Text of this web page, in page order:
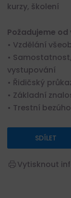
kurzy, školení
Požadujeme od
• Vzdělání
•
vystupování
• Řidičský
• Základní
• Trestní
SDÍLET
Vytisknout